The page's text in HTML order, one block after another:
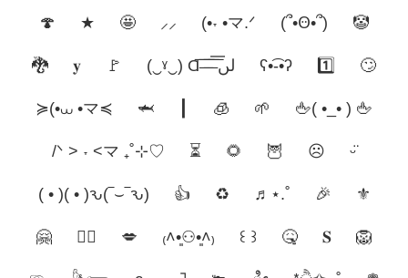
🍄 ★ 🤩 ⸝⸝ (•˕ •マ.ᐟ (՞•Ꙫ•՞) 🤡
🐉 𝐲 🚩 (‿ˠ‿) Ɑ͞ ̶͞ ̶͞ ̶͞ لں͞ ʕ•͡-•ʔ 1️⃣ 🙄
≽(•⩊ •マ≼ 🦈 🧊 🌱 🖕( •_• ) 🖕
/ᐠ > ˕ <マ ₊˚⊹♡ ⏳ 🌻 🦉 ☹ ᵕ̈
( • )( • )ԅ(‾⌣‾ԅ) 👍 ♻️ ♬⋆.˚ 🎉 ⚜️
🤗 😵‍💫 💋 ₍˄•͈⚇•͈˄₎ ꒰ ꒱ 🤒 𝐒 🦁